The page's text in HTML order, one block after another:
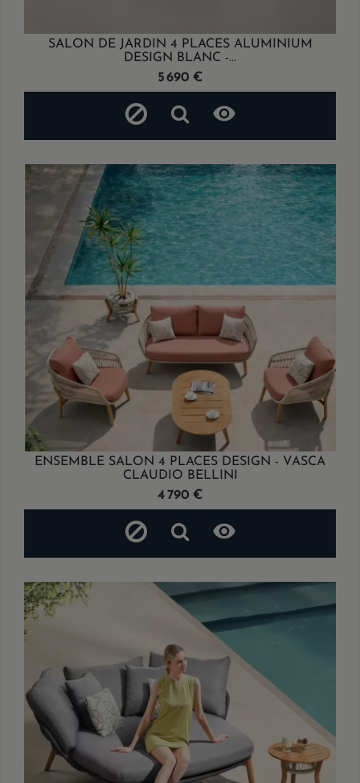
SALON DE JARDIN 4 PLACES ALUMINIUM
DESIGN BLANC -...
Prix
5 690 €

ENSEMBLE SALON 4 PLACES DESIGN - VASCA
CLAUDIO BELLINI
Prix
4 790 €
